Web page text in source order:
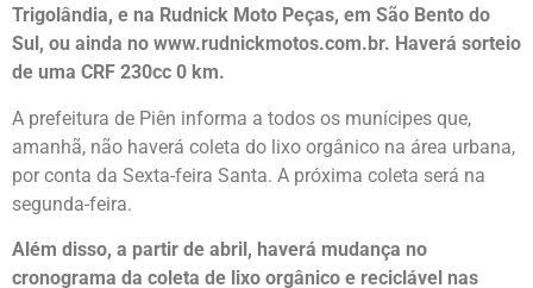
Trigolândia, e na Rudnick Moto Peças, em São Bento do
Sul, ou ainda no www.rudnickmotos.com.br. Haverá sorteio
de uma CRF 230cc 0 km.
A prefeitura de Piên informa a todos os munícipes que,
amanhã, não haverá coleta do lixo orgânico na área urbana,
por conta da Sexta-feira Santa. A próxima coleta será na
segunda-feira.
Além disso, a partir de abril, haverá mudança no
cronograma da coleta de lixo orgânico e reciclável nas